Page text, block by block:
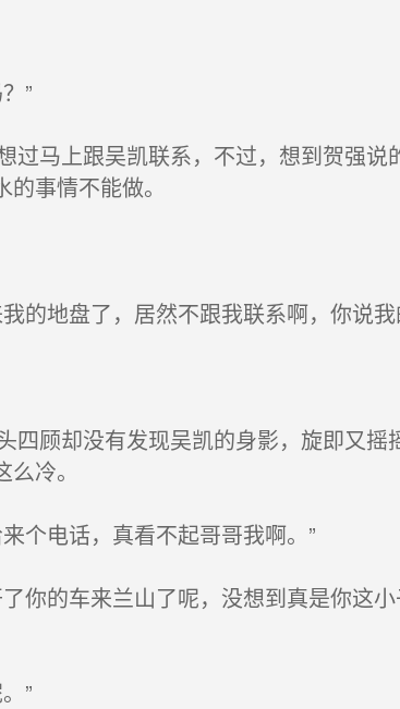
”
马上跟吴凯联系，不过，想到贺强说
事情不能做。
的地盘了，居然不跟我联系啊，你说
顾却没有发现吴凯的身影，旋即又摇
冷。
个电话，真看不起哥哥我啊。”
你的车来兰山了呢，没想到真是你这
”